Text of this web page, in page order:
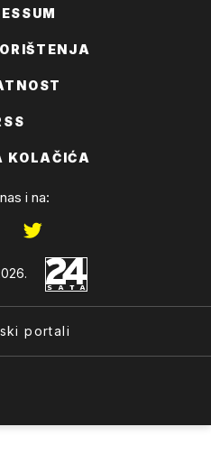
KOLAČIĆA
i na:
portali